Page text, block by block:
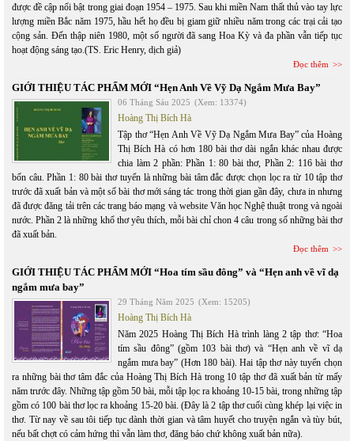
được đề cập nổi bật trong giai đoạn 1954 – 1975. Sau khi miền Nam thất thủ vào tay lực
lượng miền Bắc năm 1975, hầu hết họ đều bị giam giữ nhiều năm trong các trại cải tạo
cộng sản. Đến thập niên 1980, một số người đã sang Hoa Kỳ và đa phần vẫn tiếp tục
hoạt động sáng tạo.(TS. Eric Henry, dịch giả)
Đọc thêm
GIỚI THIỆU TÁC PHẨM MỚI “Hẹn Anh Về Vỹ Dạ Ngắm Mưa Bay”
06 Tháng Sáu 2025 (Xem: 13374)
Hoàng Thị Bích Hà
Tập thơ “Hẹn Anh Về Vỹ Dạ Ngắm Mưa Bay” của Hoàng
Thị Bích Hà có hơn 180 bài thơ dài ngắn khác nhau được
chia làm 2 phần: Phần 1: 80 bài thơ, Phần 2: 116 bài thơ
bốn câu. Phần 1: 80 bài thơ tuyển là những bài tâm đắc được chọn lọc ra từ 10 tập thơ
trước đã xuất bản và một số bài thơ mới sáng tác trong thời gian gần đây, chưa in nhưng
đã được đăng tải trên các trang báo mạng và website Văn học Nghệ thuật trong và ngoài
nước. Phần 2 là những khổ thơ yêu thích, mỗi bài chỉ chon 4 câu trong số những bài thơ
đã xuất bản.
Đọc thêm
GIỚI THIỆU TÁC PHẨM MỚI “Hoa tím sầu đông” và “Hẹn anh về vĩ dạ
ngắm mưa bay”
29 Tháng Năm 2025 (Xem: 15205)
Hoàng Thị Bích Hà
Năm 2025 Hoàng Thị Bích Hà trình làng 2 tập thơ: “Hoa
tím sầu đông” (gồm 103 bài thơ) và “Hẹn anh về vĩ dạ
ngắm mưa bay” (Hơn 180 bài). Hai tập thơ này tuyển chọn
ra những bài thơ tâm đắc của Hoàng Thị Bích Hà trong 10 tập thơ đã xuất bản từ mấy
năm trước đây. Những tập gồm 50 bài, mỗi tập lọc ra khoảng 10-15 bài, trong những tập
gồm có 100 bài thơ lọc ra khoảng 15-20 bài. (Đây là 2 tập thơ cuối cùng khép lại việc in
thơ. Từ nay về sau tôi tiếp tục dành thời gian và tâm huyết cho truyện ngắn và tùy bút,
nếu bất chợt có cảm hứng thì vẫn làm thơ, đăng báo chứ không xuất bản nữa).